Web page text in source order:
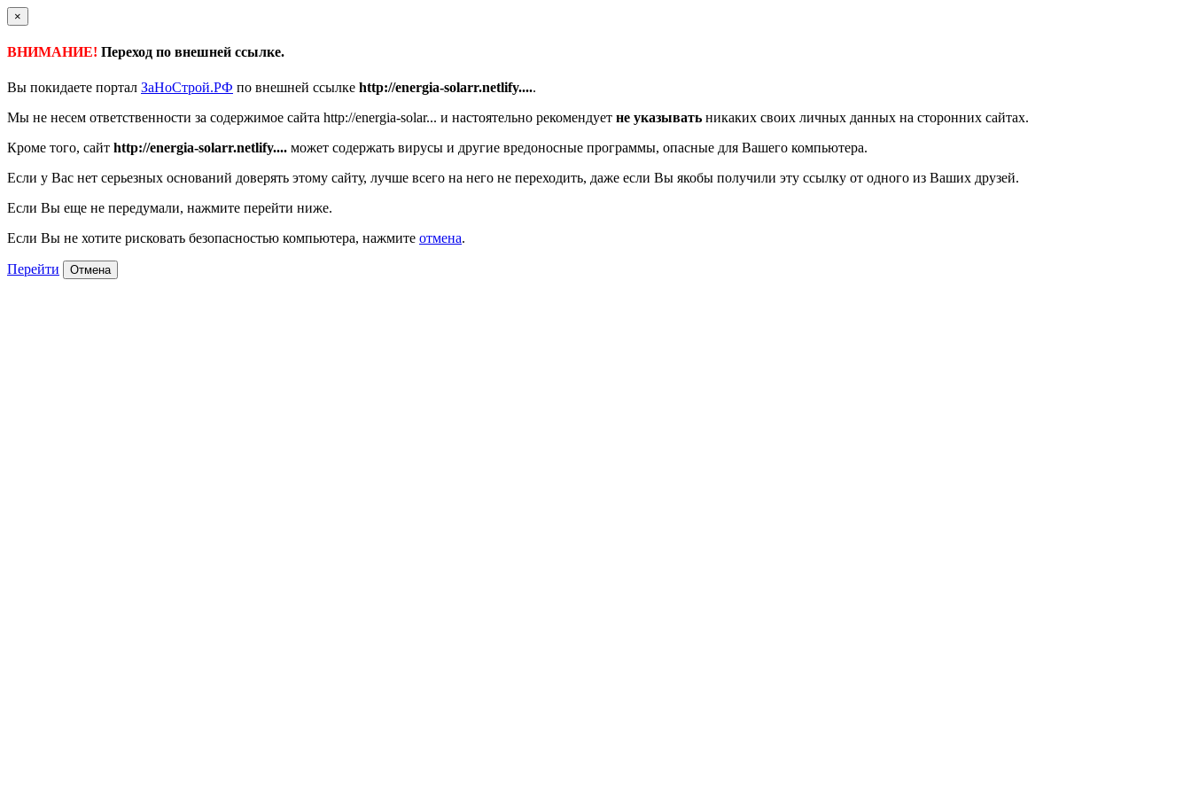
×
ВНИМАНИЕ! Переход по внешней ссылке.
Вы покидаете портал ЗаНоСтрой.РФ по внешней ссылке http://energia-solarr.netlify.....
Мы не несем ответственности за содержимое сайта http://energia-solar... и настоятельно рекомендует не указывать никаких своих личных данных на сторонних сайтах.
Кроме того, сайт http://energia-solarr.netlify.... может содержать вирусы и другие вредоносные программы, опасные для Вашего компьютера.
Если у Вас нет серьезных оснований доверять этому сайту, лучше всего на него не переходить, даже если Вы якобы получили эту ссылку от одного из Ваших друзей.
Если Вы еще не передумали, нажмите перейти ниже.
Если Вы не хотите рисковать безопасностью компьютера, нажмите отмена.
Перейти Отмена